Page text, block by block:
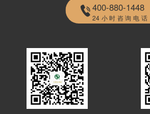
400-880-1448
24小时咨询电话